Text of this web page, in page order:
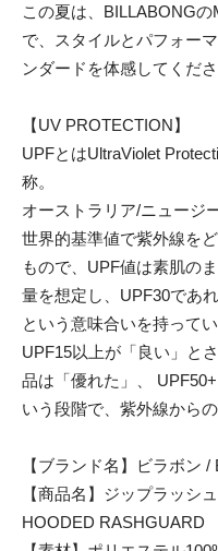
この夏は、BILLABONG
で、スタイルとパフォー
ンダードを体感してくださ
【UV PROTECTION】
UPFとはUltraViolet
称。
オーストラリア/ニュージ
世界的基準値で紫外線を
もので、UPF値は素肌の
量を想定し、UPF30であ
という意味合いを持ってい
UPF15以上が「良い」と
品は「優れた」、
いう段階で、紫外線から
【ブランド名】ビラボン /
【商品名】ジップラッシ
HOODED RASHGUARD